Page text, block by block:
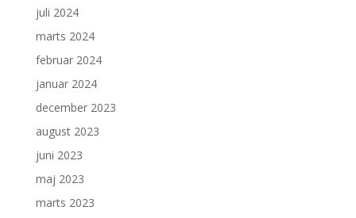
juli 2024
marts 2024
februar 2024
januar 2024
december 2023
august 2023
juni 2023
maj 2023
marts 2023